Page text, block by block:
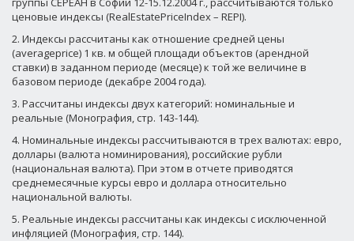
ценовые индексы (RealEstatePriceIndex – REPI).
2. Индексы рассчитаны как отношение средней цены
(averageprice) 1 кв. м общей площади объектов (арендной
ставки) в заданном периоде (месяце) к той же величине в
базовом периоде (декабре 2004 года).
3. Рассчитаны индексы двух категорий: номинальные и
реальные (Монография, стр. 143-144).
4. Номинальные индексы рассчитываются в трех валютах: евро,
доллары (валюта номинирования), российские рубли
(национальная валюта). При этом в отчете приводятся
среднемесячные курсы евро и доллара относительно
национальной валюты.
5. Реальные индексы рассчитаны как индексы с исключенной
инфляцией (Монография, стр. 144).